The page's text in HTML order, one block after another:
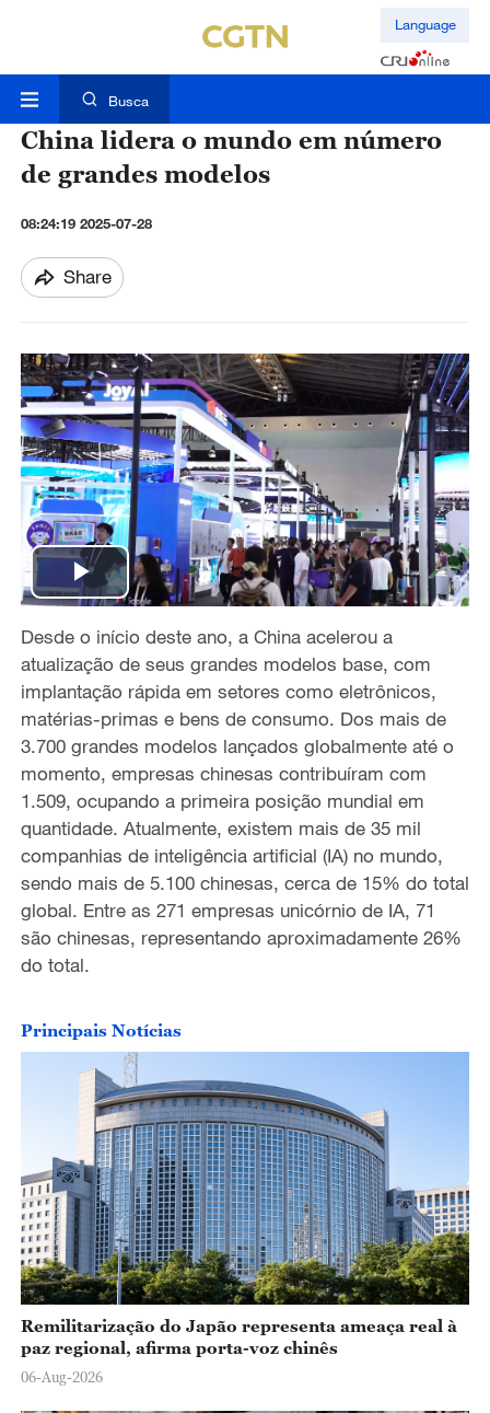
Language
Busca
China lidera o mundo em número
de grandes modelos
08:24:19 2025-07-28
Share
P
l
a
y
V
i
d
e
Desde o início deste ano, a China acelerou a
atualização de seus grandes modelos base, com
implantação rápida em setores como eletrônicos,
matérias-primas e bens de consumo. Dos mais de
3.700 grandes modelos lançados globalmente até o
momento, empresas chinesas contribuíram com
1.509, ocupando a primeira posição mundial em
quantidade. Atualmente, existem mais de 35 mil
companhias de inteligência artificial (IA) no mundo,
sendo mais de 5.100 chinesas, cerca de 15% do total
global. Entre as 271 empresas unicórnio de IA, 71
são chinesas, representando aproximadamente 26%
do total.
Principais Notícias
Remilitarização do Japão representa ameaça real à
paz regional, afirma porta-voz chinês
06-Aug-2026